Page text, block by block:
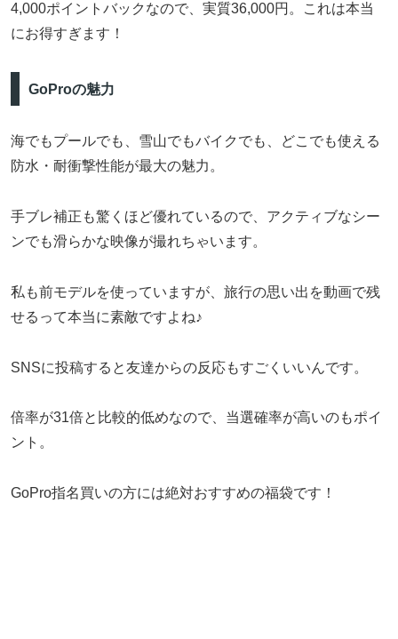
4,000ポイントバックなので、実質36,000円。これは本当
にお得すぎます！
GoProの魅力
海でもプールでも、雪山でもバイクでも、どこでも使える
防水・耐衝撃性能が最大の魅力。
手ブレ補正も驚くほど優れているので、アクティブなシー
ンでも滑らかな映像が撮れちゃいます。
私も前モデルを使っていますが、旅行の思い出を動画で残
せるって本当に素敵ですよね♪
SNSに投稿すると友達からの反応もすごくいいんです。
倍率が31倍と比較的低めなので、当選確率が高いのもポイ
ント。
GoPro指名買いの方には絶対おすすめの福袋です！